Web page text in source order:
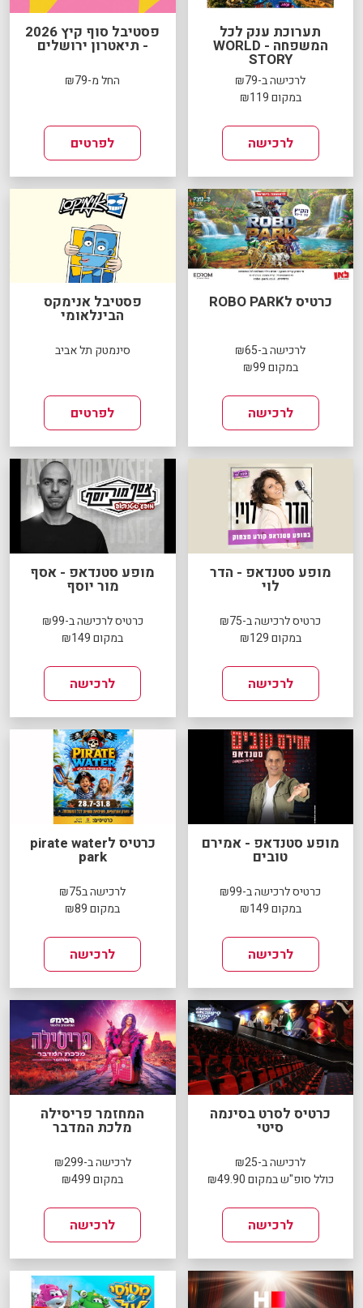
תערוכת ענק לכל
המשפחה - WORLD
STORY
לרכישה ב-₪79
במקום ₪119
לרכישה
פסטיבל סוף קיץ 2026
- תיאטרון ירושלים
החל מ-₪79
לפרטים
כרטיס לROBO PARK
לרכישה ב-₪65
במקום ₪99
לרכישה
פסטיבל אנימקס
הבינלאומי
סינמטק תל אביב
לפרטים
מופע סטנדאפ - הדר
לוי
כרטיס לרכישה ב-₪75
במקום ₪129
לרכישה
מופע סטנדאפ - אסף
מור יוסף
כרטיס לרכישה ב-₪99
במקום ₪149
לרכישה
מופע סטנדאפ - אמירם
טובים
כרטיס לרכישה ב-₪99
במקום ₪149
לרכישה
כרטיס לpirate water
park
לרכישה ב₪75
במקום ₪89
לרכישה
כרטיס לסרט בסינמה
סיטי
לרכישה ב-₪25
כולל סופ"ש במקום ₪49.90
לרכישה
המחזמר פריסילה
מלכת המדבר
לרכישה ב-₪299
במקום ₪499
לרכישה